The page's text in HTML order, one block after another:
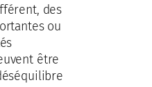
des
ou
être